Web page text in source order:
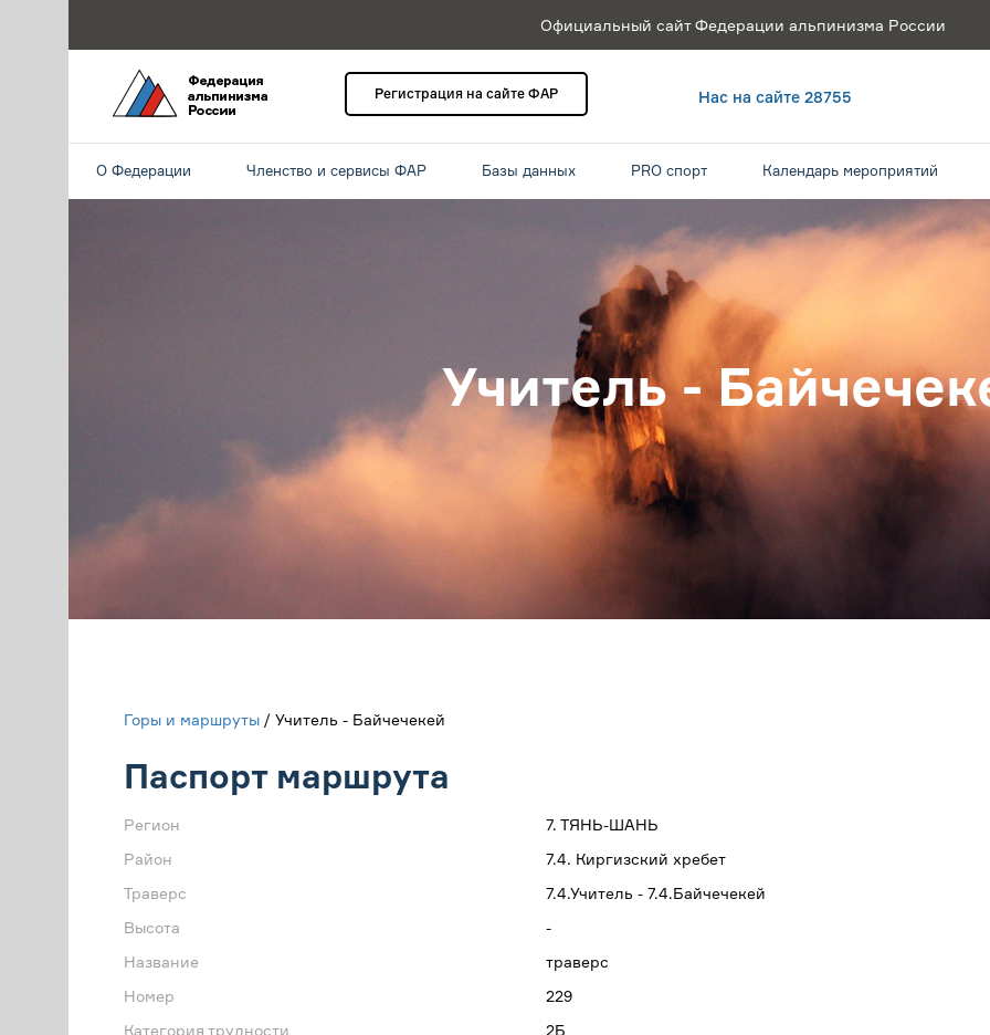
Официальный сайт Федерации альпинизма России
Регистрация на сайте ФАР Нас на сайте 28755
О Федерации Членство и сервисы ФАР Базы данных PRO спорт Календарь мероприятий
Учитель -
Горы и маршруты / Учитель - Байчечекей
Паспорт маршрута
Регион
7. ТЯНЬ-ШАНЬ
Район
7.4. Киргизский хребет
Траверс
7.4.Учитель - 7.4.Байчечекей
Высота
-
Название
траверс
Номер
229
Категория трудности
2Б